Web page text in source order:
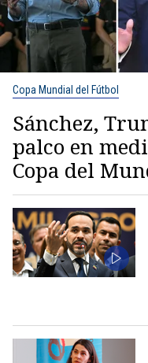
Copa Mundial del Fútbol
Sánchez,
palco en
Copa del